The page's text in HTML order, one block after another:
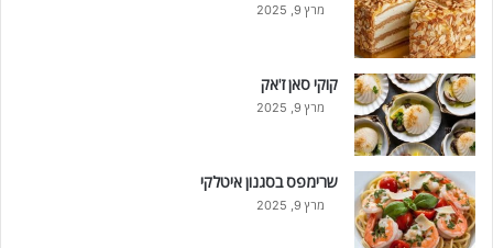
מרץ 9, 2025
קוקי סאן ז'אק
מרץ 9, 2025
שרימפס בסגנון איטלקי
מרץ 9, 2025